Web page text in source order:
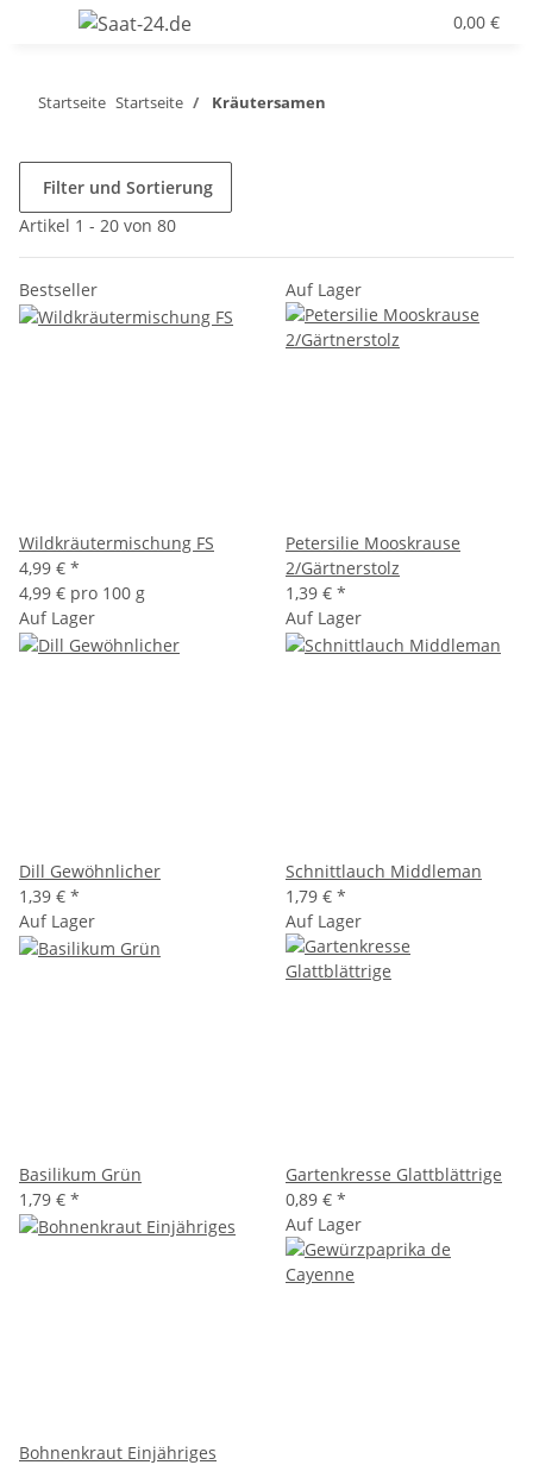
0,00 €
Startseite Startseite Kräutersamen
Filter und Sortierung
Artikel 1 - 20 von 80
Bestseller
Wildkräutermischung FS
4,99 € *
4,99 € pro 100 g
Auf Lager
Petersilie Mooskrause
2/Gärtnerstolz
1,39 € *
Auf Lager
Dill Gewöhnlicher
1,39 € *
Auf Lager
Schnittlauch Middleman
1,79 € *
Auf Lager
Basilikum Grün
1,79 € *
Auf Lager
Gartenkresse Glattblättrige
0,89 € *
Bohnenkraut Einjähriges
Auf Lager